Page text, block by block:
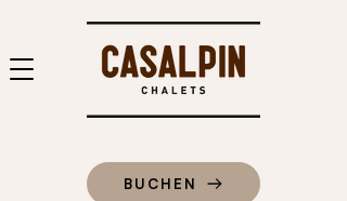
BUCHEN